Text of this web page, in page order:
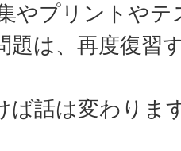
やプリントや
題は、再度復習
ば話は変わりま